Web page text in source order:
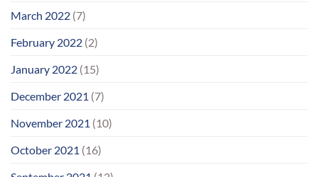
March 2022 (7)
February 2022 (2)
January 2022 (15)
December 2021 (7)
November 2021 (10)
October 2021 (16)